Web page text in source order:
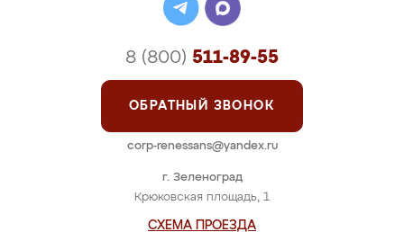
г. Зеленоград
Крюковская площадь, 1
СХЕМА ПРОЕЗДА
8 (800) 511-89-55
ОБРАТНЫЙ ЗВОНОК
corp-renessans@yandex.ru